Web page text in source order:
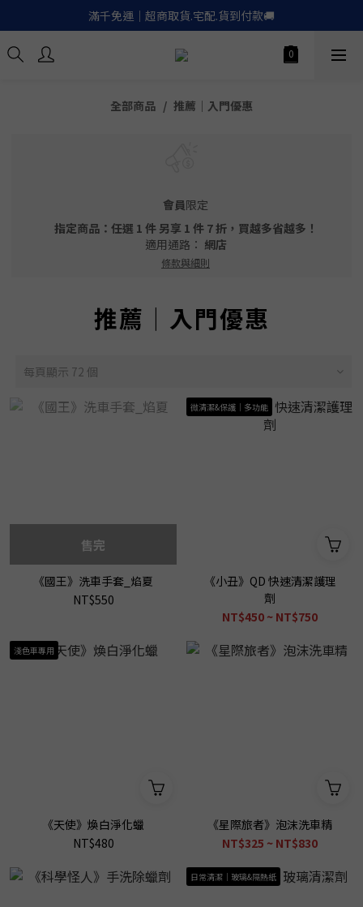
滿千免運｜超商取貨.宅配.貨到付款🚚
滿千免運｜超商取貨.宅配.貨到付款🚚
Apple.LinePay｜信用卡６期零利率
滿千免運｜超商取貨.宅配.貨到付款🚚
全部商品 推薦｜入門優惠
會員限定
指定商品：任選 1 件 另享 1 件 7 折，買越多省越多！
適用通路： 網店
條款與細則
推薦｜入門優惠
每頁顯示 72 個
售完
《國王》洗車手套_焰夏
NT$550
微清潔&保護｜多功能
《小丑》QD 快速清潔護理
劑
NT$450 ~ NT$750
淺色車專用
《天使》煥白淨化蠟
NT$480
《星際旅者》泡沫洗車精
NT$325 ~ NT$830
日常清潔｜玻璃&隔熱紙